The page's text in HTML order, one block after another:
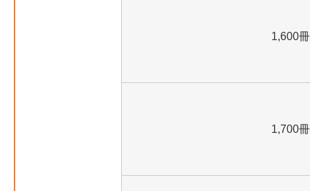
1,600冊
1,700冊